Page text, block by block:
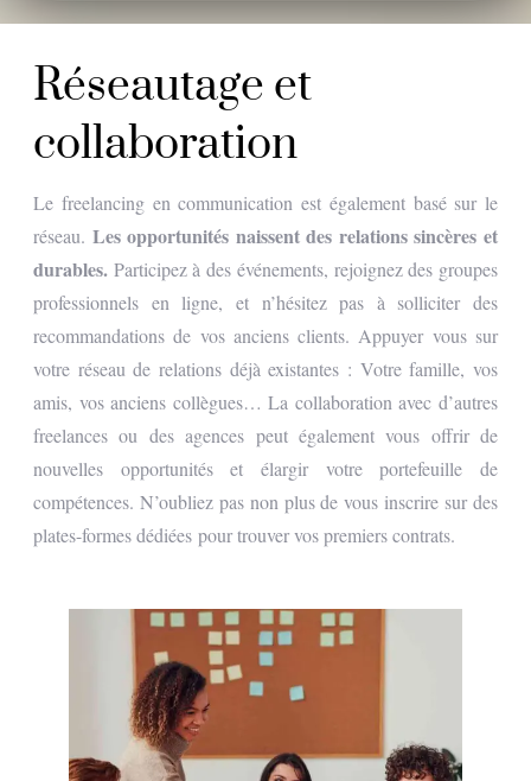
Réseautage et
collaboration
Le freelancing en communication est également basé sur le
réseau. Les opportunités naissent des relations sincères et
durables. Participez à des événements, rejoignez des groupes
professionnels en ligne, et n’hésitez pas à solliciter des
recommandations de vos anciens clients. Appuyer vous sur
votre réseau de relations déjà existantes : Votre famille, vos
amis, vos anciens collègues… La collaboration avec d’autres
freelances ou des agences peut également vous offrir de
nouvelles opportunités et élargir votre portefeuille de
compétences. N’oubliez pas non plus de vous inscrire sur des
plates-formes dédiées pour trouver vos premiers contrats.